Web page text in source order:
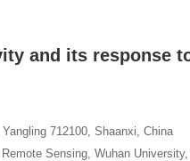
and its response
712100, Shaanxi, China
Sensing, Wuhan